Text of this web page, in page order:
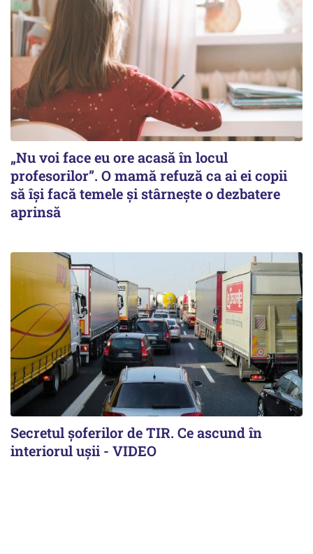
„Nu voi face eu ore acasă în locul
profesorilor”. O mamă refuză ca ai ei copii
să își facă temele și stârnește o dezbatere
aprinsă
Secretul șoferilor de TIR. Ce ascund în
interiorul ușii - VIDEO